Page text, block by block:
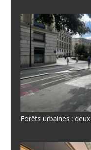
Forêts urbaines :